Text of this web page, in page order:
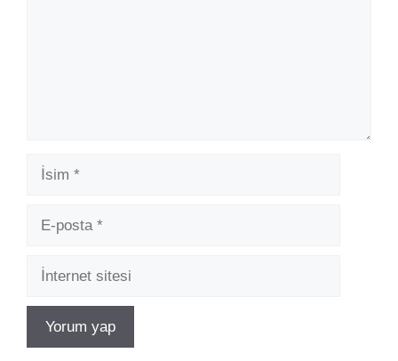
İsim
posta
İnternet
sitesi